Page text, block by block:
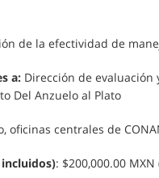
de la efectividad de
a: Dirección de
Del Anzuelo al Plato
oficinas centrales de
: $200,000.00